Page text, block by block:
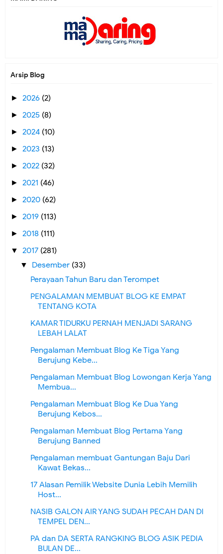
Arsip Blog
► 2026 (2)
► 2025 (8)
► 2024 (10)
► 2023 (13)
► 2022 (32)
► 2021 (46)
► 2020 (62)
► 2019 (113)
► 2018 (111)
▼ 2017 (281)
▼ Desember (33)
Perayaan Tahun Baru dan Terompet
PENGALAMAN MEMBUAT BLOG KE EMPAT
TENTANG KOTA
KAMAR TIDURKU PERNAH MENJADI SARANG
LEBAH LALAT
Pengalaman Membuat Blog Ke Tiga Yang
Berujung Kebe...
Pengalaman Membuat Blog Lowongan Kerja Yang
Membua...
Pengalaman Membuat Blog Ke Dua Yang
Berujung Kebos...
Pengalaman Membuat Blog Pertama Yang
Berujung Banned
Pengalaman membuat Gantungan Baju Dari
Kawat Bekas...
17 Alasan Pemilik Website Dunia Lebih Memilih
Host...
NASIB GALON AIR YANG SUDAH PECAH DAN DI
TEMPEL DEN...
PA dan DA SERTA RANGKING BLOG ASIK PEDIA
BULAN DE...